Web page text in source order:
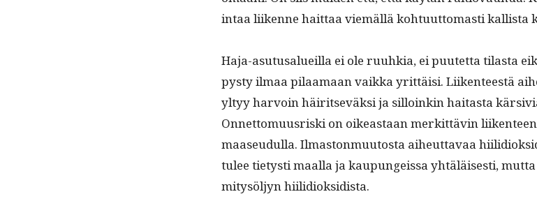
intaa liikenne hait­taa viemäl­lä kohtu­ut­tomasti kallista
Haja-asu­tus­alueil­la ei ole ruuhkia, ei puutet­ta tilas­ta
pysty ilmaa pilaa­maan vaik­ka yrit­täisi. Liiken­teestä
yltyy har­voin häir­it­seväk­si ja sil­loinkin haitas­ta
Onnet­to­muus­ris­ki on oikeas­t­aan merkit­tävin
maaseudul­la. Ilmas­ton­muu­tos­ta aiheut­tavaa
tulee tietysti maal­la ja kaupungeis­sa yhtäläis­es­ti,
mi­tysöljyn hiilidioksidista.